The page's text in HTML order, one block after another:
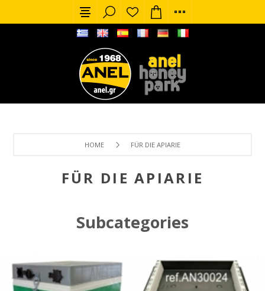
HOME FÜR DIE APIARIE
FÜR DIE APIARIE
Subcategories